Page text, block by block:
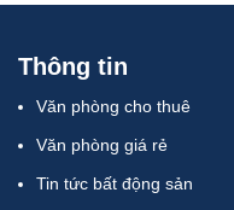
Thông tin
Văn phòng cho thuê
Văn phòng giá rẻ
Tin tức bất động sản